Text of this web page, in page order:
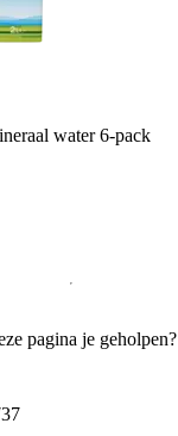
water 6-pack
pagina je geholpen?